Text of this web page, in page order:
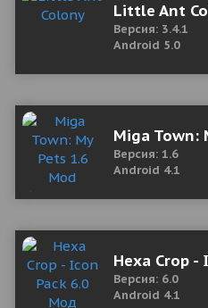
Little Ant
Версия: 3.4.1
Android 5.0
Miga Town:
Версия: 1.6
Android 4.1
Hexa Crop -
Версия: 6.0
Android 4.1